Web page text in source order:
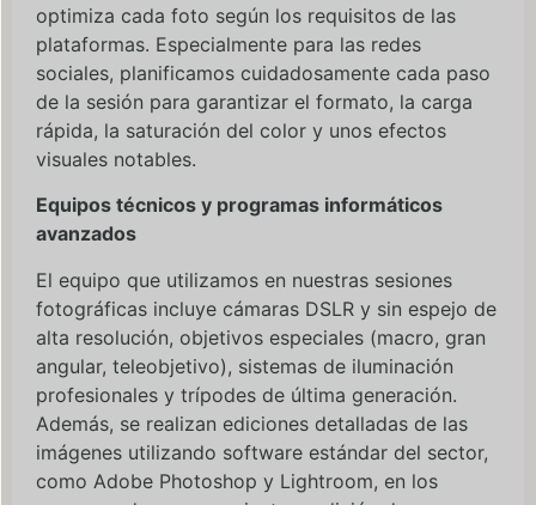
optimiza cada foto según los requisitos de las
plataformas. Especialmente para las redes
sociales, planificamos cuidadosamente cada paso
de la sesión para garantizar el formato, la carga
rápida, la saturación del color y unos efectos
visuales notables.
Equipos técnicos y programas informáticos
avanzados
El equipo que utilizamos en nuestras sesiones
fotográficas incluye cámaras DSLR y sin espejo de
alta resolución, objetivos especiales (macro, gran
angular, teleobjetivo), sistemas de iluminación
profesionales y trípodes de última generación.
Además, se realizan ediciones detalladas de las
imágenes utilizando software estándar del sector,
como Adobe Photoshop y Lightroom, en los